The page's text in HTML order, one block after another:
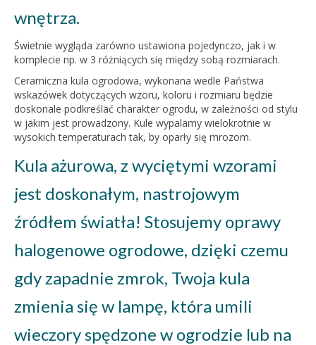
wnętrza.
Świetnie wygląda zarówno ustawiona pojedynczo, jak i w
komplecie np. w 3 różniących się między sobą rozmiarach.
Ceramiczna kula ogrodowa, wykonana wedle Państwa
wskazówek dotyczących wzoru, koloru i rozmiaru będzie
doskonale podkreślać charakter ogrodu, w zależności od stylu
w jakim jest prowadzony. Kule wypalamy wielokrotnie w
wysokich temperaturach tak, by oparły się mrozom.
Kula ażurowa, z wyciętymi wzorami
jest doskonałym, nastrojowym
źródłem światła! Stosujemy oprawy
halogenowe ogrodowe, dzięki czemu
gdy zapadnie zmrok, Twoja kula
zmienia się w lampę, która umili
wieczory spędzone w ogrodzie lub na